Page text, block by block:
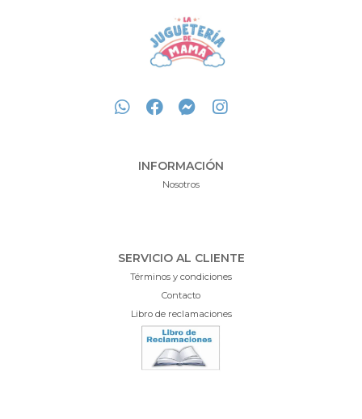
INFORMACIÓN
Nosotros
SERVICIO AL CLIENTE
Términos y condiciones
Contacto
Libro de reclamaciones